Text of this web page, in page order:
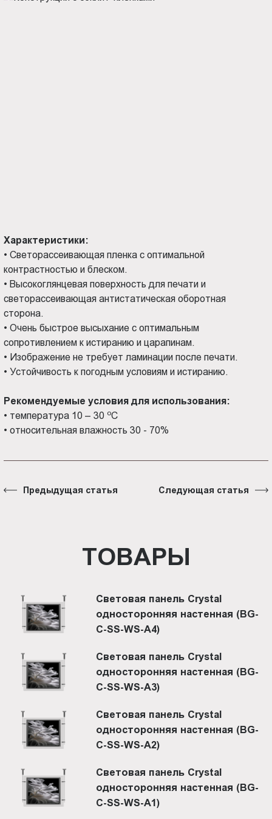
Характеристики:
• Светорассеивающая пленка с оптимальной
контрастностью и блеском.
• Высокоглянцевая поверхность для печати и
светорассеивающая антистатическая оборотная
сторона.
• Очень быстрое высыхание с оптимальным
сопротивлением к истиранию и царапинам.
• Изображение не требует ламинации после печати.
• Устойчивость к погодным условиям и истиранию.
Рекомендуемые условия для использования:
• температура 10 – 30 оС
• относительная влажность 30 - 70%
Предыдущая статья Следующая статья
ТОВАРЫ
Световая панель Crystal
односторонняя настенная (BG-
C-SS-WS-A4)
Световая панель Crystal
односторонняя настенная (BG-
C-SS-WS-A3)
Световая панель Crystal
односторонняя настенная (BG-
C-SS-WS-A2)
Световая панель Crystal
односторонняя настенная (BG-
C-SS-WS-A1)